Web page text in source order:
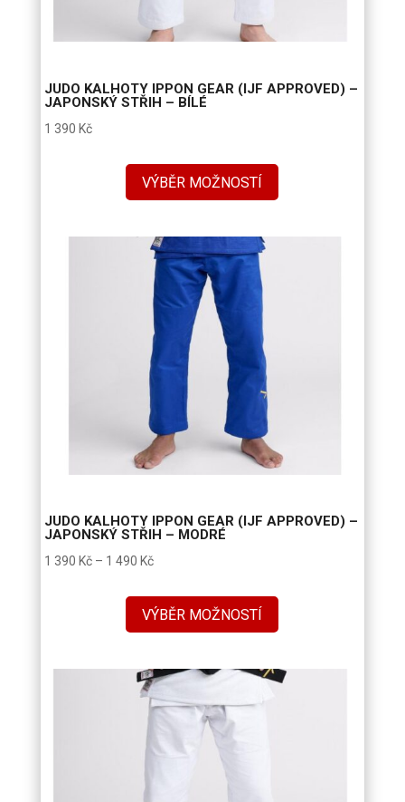
JUDO KALHOTY IPPON GEAR (IJF APPROVED) –
JAPONSKÝ STŘIH – BÍLÉ
1 390 Kč
VÝBĚR MOŽNOSTÍ
JUDO KALHOTY IPPON GEAR (IJF APPROVED) –
JAPONSKÝ STŘIH – MODRÉ
1 390 Kč – 1 490 KčRozpětí
1
390 Kč
1
490 Kč
VÝBĚR MOŽNOSTÍ